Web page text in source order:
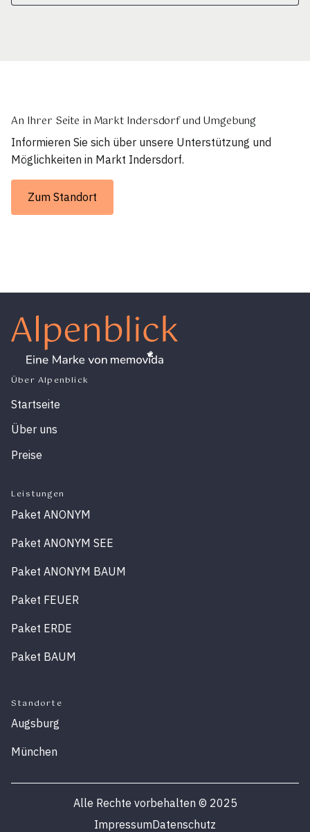
An Ihrer Seite in Markt Indersdorf und Umgebung
Informieren Sie sich über unsere Unterstützung und
Möglichkeiten in Markt Indersdorf.
Zum Standort
Über Alpenblick
Startseite
Über uns
Preise
Leistungen
Paket ANONYM
Paket ANONYM SEE
Paket ANONYM BAUM
Paket FEUER
Paket ERDE
Paket BAUM
Standorte
Augsburg
München
Alle Rechte vorbehalten © 2025
ImpressumDatenschutz